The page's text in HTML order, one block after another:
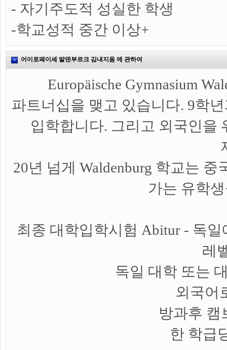
- 자기주도적 성실한 학생
-학교성적 중간 이상+
어이로페이셰 발덴부르크 김내지움 에 관하여
Europäische Gymnasium
파트너십을 맺고 있습니다. 9학
입학합니다. 그리고 외국인을
20년 넘게 Waldenburg 학교는
가는 유학
최종 대학입학시험 Abitur - 독
레
독일 대학 또는
외국어
방과후 캠
한 학급